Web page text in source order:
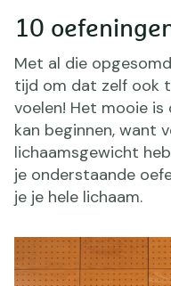
10
Met al die
tijd om dat zelf ook
voelen! Het mooie
kan beginnen, want
lichaamsgewicht
je onderstaande
je je hele lichaam.